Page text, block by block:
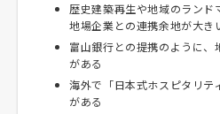
歴史建築再生や地域のランド
地場企業との連携余地が大き
富山銀行との提携のように、
がある
海外で「日本式ホスピタリテ
がある